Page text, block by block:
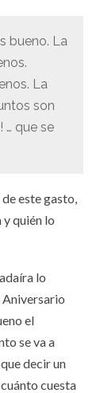
bueno. La
La
son
… que se
este gasto,
quién lo
lo
Aniversario
el
se va a
decir un
cuesta